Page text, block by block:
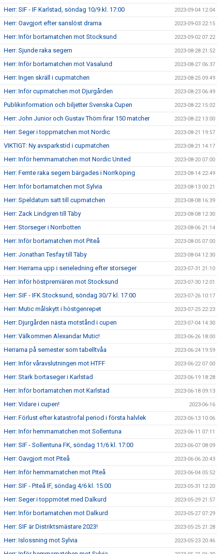
Herr: SIF - IF Karlstad, söndag 10/9 kl. 17:00 2023-09-04 12:04
Herr: Oavgjort efter sanslöst drama 2023-09-03 22:15
Herr: Inför bortamatchen mot Stocksund 2023-09-02 07:22
Herr: Sjunde raka segern 2023-08-28 21:52
Herr: Inför bortamatchen mot Vasalund 2023-08-27 06:37
Herr: Ingen skräll i cupmatchen 2023-08-25 09:49
Herr: Inför cupmatchen mot Djurgården 2023-08-23 06:49
Publikinformation och biljetter Svenska Cupen 2023-08-22 15:02
Herr: John Junior och Gustav Thörn firar 150 matcher 2023-08-22 13:00
Herr: Seger i toppmatchen mot Nordic 2023-08-21 19:57
VIKTIGT: Ny avsparkstid i cupmatchen 2023-08-21 14:17
Herr: Inför hemmamatchen mot Nordic United 2023-08-20 07:00
Herr: Femte raka segern bärgades i Norrköping 2023-08-14 22:49
Herr: Inför bortamatchen mot Sylvia 2023-08-13 00:21
Herr: Speldatum satt till cupmatchen 2023-08-08 16:39
Herr: Zack Lindgren till Täby 2023-08-08 12:30
Herr: Storseger i Norrbotten 2023-08-06 21:14
Herr: Inför bortamatchen mot Piteå 2023-08-05 07:00
Herr: Jonathan Tesfay till Täby 2023-08-04 12:30
Herr: Herrarna upp i serieledning efter storseger 2023-07-31 21:10
Herr: Inför höstpremiären mot Stocksund 2023-07-30 12:01
Herr: SIF - IFK Stocksund, söndag 30/7 kl. 17:00 2023-07-26 10:17
Herr: Mutic målskytt i höstgenrepet 2023-07-25 22:23
Herr: Djurgården nästa motstånd i cupen 2023-07-04 14:30
Herr: Välkommen Alexandar Mutic! 2023-06-26 18:00
Herrarna på semester som tabelltvåa 2023-06-24 19:59
Herr: Inför våravslutningen mot HTFF 2023-06-22 07:00
Herr: Stark bortaseger i Karlstad 2023-06-19 18:28
Herr: Inför bortamatchen mot Karlstad 2023-06-18 09:13
Herr: Vidare i cupen! 2023-06-16
Herr: Förlust efter katastrofal period i första halvlek 2023-06-13 10:06
Herr: Inför hemmamatchen mot Sollentuna 2023-06-11 07:11
Herr: SIF - Sollentuna FK, söndag 11/6 kl. 17:00 2023-06-07 08:09
Herr: Oavgjort mot Piteå 2023-06-06 20:43
Herr: Inför hemmamatchen mot Piteå 2023-06-04 05:52
Herr: SIF - Piteå IF, söndag 4/6 kl. 15:00 2023-05-31 12:20
Herr: Seger i toppmötet med Dalkurd 2023-05-29 21:57
Herr: Inför bortamatchen mot Dalkurd 2023-05-27 07:29
Herr: SIF är Distriktsmästare 2023! 2023-05-25 21:28
Herr: Islossning mot Sylvia 2023-05-23 20:46